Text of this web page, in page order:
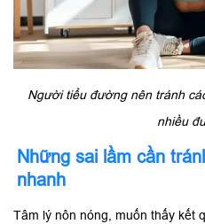
Người tiểu đường nên tránh
nhiều
Những sai lầm cần
nhanh
Tâm lý nôn nóng, muốn thấy kết